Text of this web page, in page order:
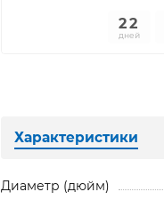
22
дней
Характеристики
Диаметр (дюйм)